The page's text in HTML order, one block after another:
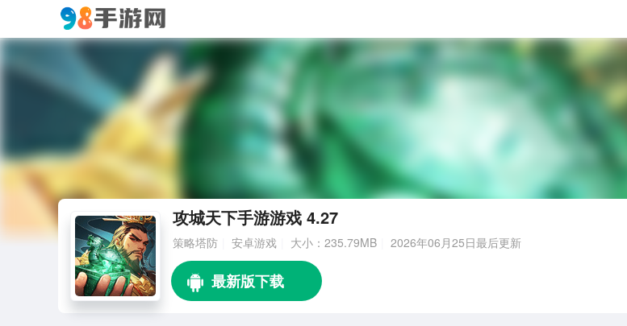
攻城天下手游游戏 4.27
策略塔防 安卓游戏 大小：235.79MB 2026年06月25日最后更新